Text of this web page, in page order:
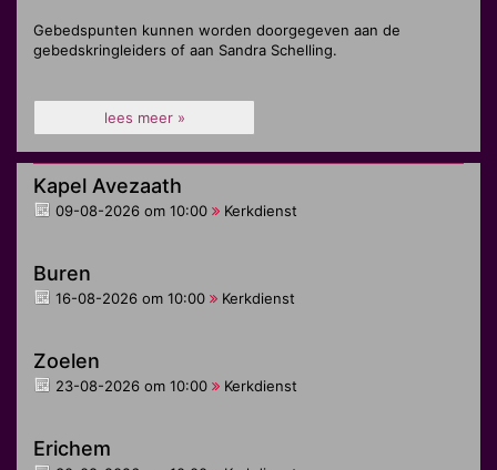
Gebedspunten kunnen worden doorgegeven aan de
gebedskringleiders of aan Sandra Schelling.
lees meer »
Kapel Avezaath
09-08-2026 om 10:00 Kerkdienst
Buren
16-08-2026 om 10:00 Kerkdienst
Zoelen
23-08-2026 om 10:00 Kerkdienst
Erichem